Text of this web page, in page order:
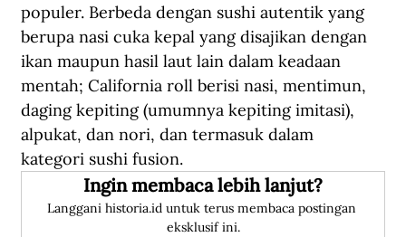
populer. Berbeda dengan sushi autentik yang
berupa nasi cuka kepal yang disajikan dengan
ikan maupun hasil laut lain dalam keadaan
mentah; California roll berisi nasi, mentimun,
daging kepiting (umumnya kepiting imitasi),
alpukat, dan nori, dan termasuk dalam
kategori sushi fusion.
Ingin membaca lebih lanjut?
Langgani historia.id untuk terus membaca postingan
eksklusif ini.